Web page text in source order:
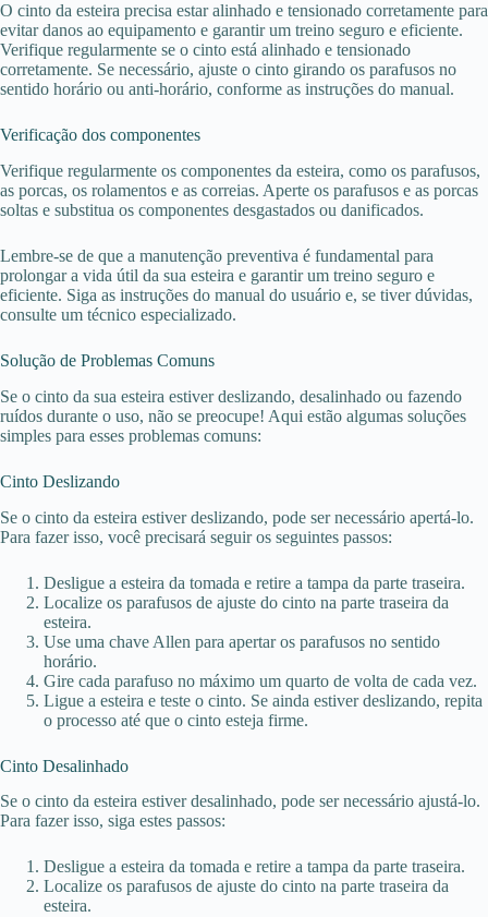
O cinto da esteira precisa estar alinhado e tensionado corretamente para
evitar danos ao equipamento e garantir um treino seguro e eficiente.
Verifique regularmente se o cinto está alinhado e tensionado
corretamente. Se necessário, ajuste o cinto girando os parafusos no
sentido horário ou anti-horário, conforme as instruções do manual.
Verificação dos componentes
Verifique regularmente os componentes da esteira, como os parafusos,
as porcas, os rolamentos e as correias. Aperte os parafusos e as porcas
soltas e substitua os componentes desgastados ou danificados.
Lembre-se de que a manutenção preventiva é fundamental para
prolongar a vida útil da sua esteira e garantir um treino seguro e
eficiente. Siga as instruções do manual do usuário e, se tiver dúvidas,
consulte um técnico especializado.
Solução de Problemas Comuns
Se o cinto da sua esteira estiver deslizando, desalinhado ou fazendo
ruídos durante o uso, não se preocupe! Aqui estão algumas soluções
simples para esses problemas comuns:
Cinto Deslizando
Se o cinto da esteira estiver deslizando, pode ser necessário apertá-lo.
Para fazer isso, você precisará seguir os seguintes passos:
Desligue a esteira da tomada e retire a tampa da parte traseira.
Localize os parafusos de ajuste do cinto na parte traseira da
esteira.
Use uma chave Allen para apertar os parafusos no sentido
horário.
Gire cada parafuso no máximo um quarto de volta de cada vez.
Ligue a esteira e teste o cinto. Se ainda estiver deslizando, repita
o processo até que o cinto esteja firme.
Cinto Desalinhado
Se o cinto da esteira estiver desalinhado, pode ser necessário ajustá-lo.
Para fazer isso, siga estes passos:
Desligue a esteira da tomada e retire a tampa da parte traseira.
Localize os parafusos de ajuste do cinto na parte traseira da
esteira.